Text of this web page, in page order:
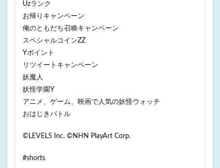
Uzランク
お帰りキャンペーン
俺のともだち召喚キャンペーン
スペシャルコインZZ
Yポイント
リツイートキャンペーン
妖魔人
妖怪学園Y
アニメ、ゲーム、映画で人気の妖怪ウォッチ
おはじきバトル
©LEVEL5 Inc. ©NHN PlayArt Corp.
#shorts